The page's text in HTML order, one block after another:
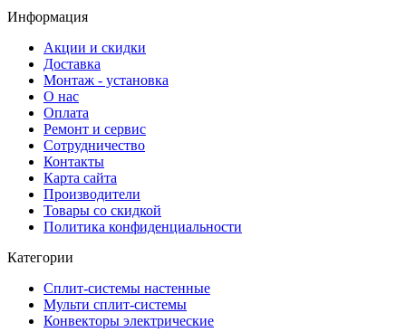
Информация
Акции и скидки
Доставка
Монтаж - установка
О нас
Оплата
Ремонт и сервис
Сотрудничество
Контакты
Карта сайта
Производители
Товары со скидкой
Политика конфиденциальности
Категории
Сплит-системы настенные
Мульти сплит-системы
Конвекторы электрические